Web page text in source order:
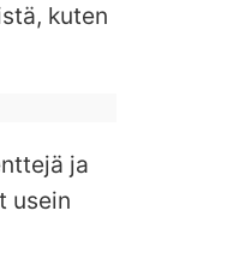
kuten
ja
usein